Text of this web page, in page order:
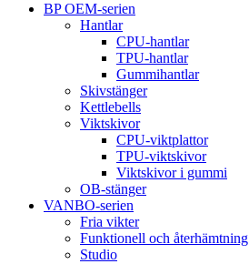
BP OEM-serien
Hantlar
CPU-hantlar
TPU-hantlar
Gummihantlar
Skivstänger
Kettlebells
Viktskivor
CPU-viktplattor
TPU-viktskivor
Viktskivor i gummi
OB-stänger
VANBO-serien
Fria vikter
Funktionell och återhämtning
Studio